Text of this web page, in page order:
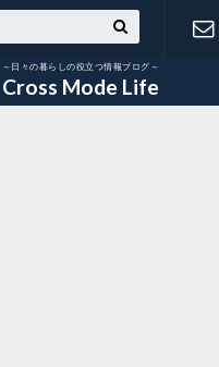
～日々の暮らしの役立つ情報ブログ～
Cross Mode Life